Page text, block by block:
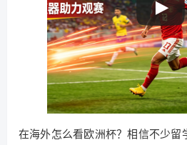
在海外怎么看欧洲杯？相信不少留